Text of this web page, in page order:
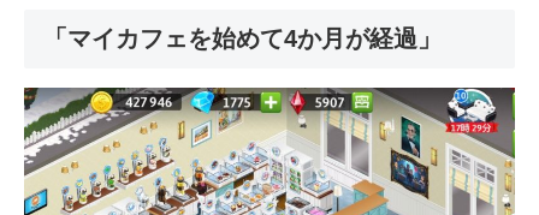
「マイカフェを始めて4か月が経過」